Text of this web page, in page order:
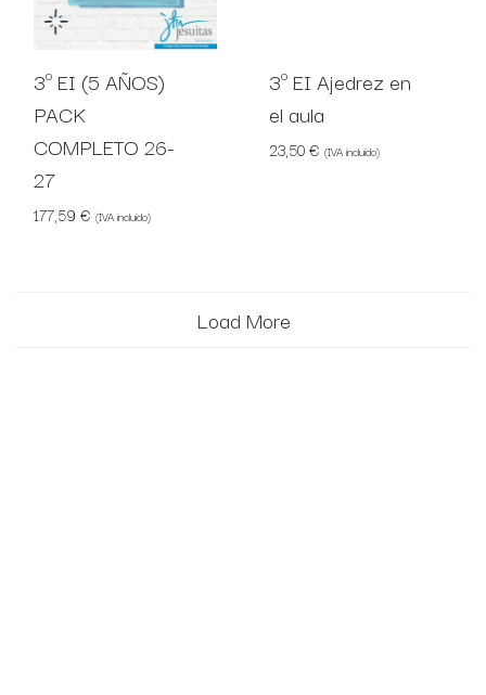
3º EI (5 AÑOS)
PACK
COMPLETO 26-
27
177,59€ (IVA incluido)
3º EI Ajedrez en
el aula
23,50€ (IVA incluido)
Load More